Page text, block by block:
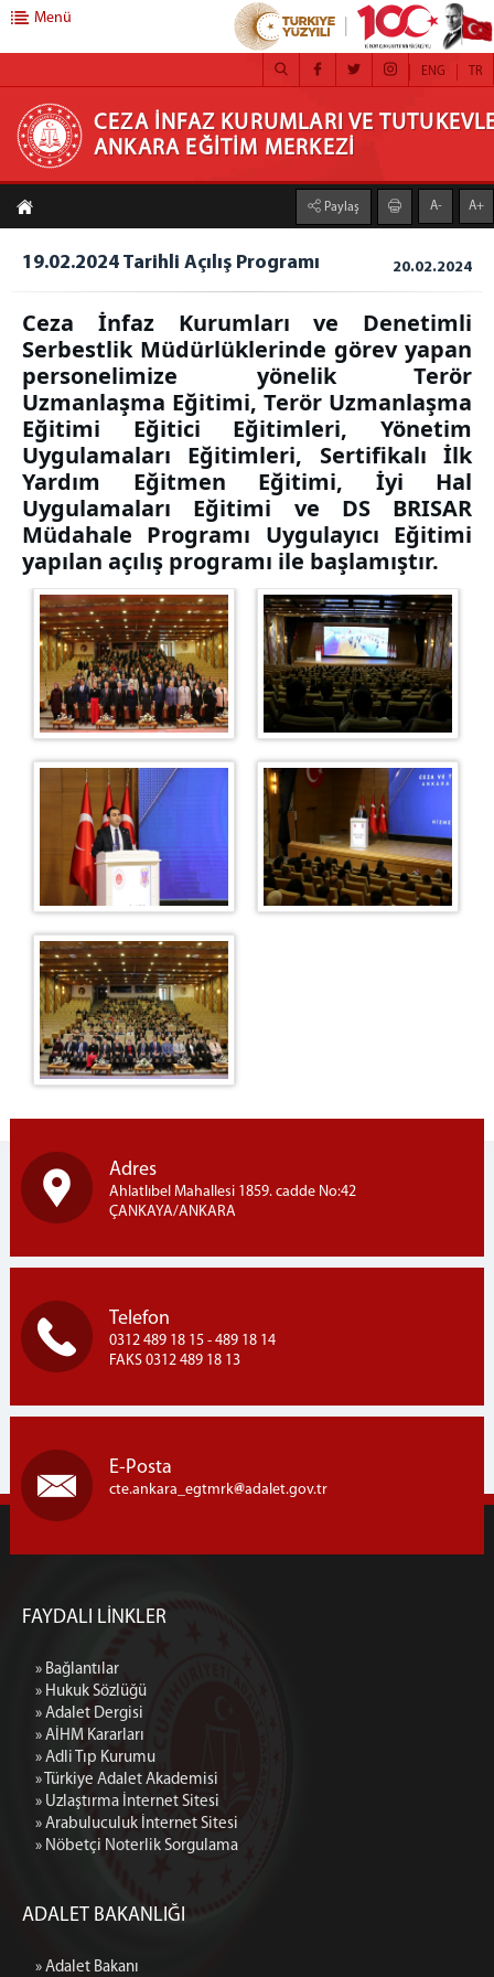
CEZA İNFAZ KURUMLARI VE TUTUKEVLERİ
PERSONELİ ANKARA EĞİTİM MERKEZİ
EĞİTİM MERKEZİ
Başkan
Hakkımızda
Kadromuz
Birimlerimiz
PROGRAM GELİŞTİRME, ÖLÇME VE
DEĞERLENDİRME
SAĞLIK, PSİKO -SOSYAL HİZMETLER VE KRİZE
MÜDAHALE
İDARÎ VE MALÎ İŞLER
BİLGİ İŞLEM
SOSYAL İŞLER VE SPOR
ÖĞRENCİ İŞLERİ
Mevzuat
KURUM RESİMLERİ
KONUK ODALARI
MEDSİS
MİSAFİRHANE
İLETİŞİM - ULAŞIM
Menü
CEZA İNFAZ KURUMLARI VE
ANKARA EĞİTİM MERKEZİ
TR
ENG
Paylaş A- A+
19.02.2024 Tarihli Açılış Programı 20.02.2024
Ceza İnfaz Kurumları ve Denetimli
Serbestlik Müdürlüklerinde görev yapan
personelimize yönelik
Terör
Uzmanlaşma Eğitimi, Terör Uzmanlaşma
Eğitimi Eğitici Eğitimleri, Yönetim
Uygulamaları Eğitimleri, Sertifikalı İlk
Yardım Eğitmen Eğitimi, İyi Hal
Uygulamaları Eğitimi ve DS BRISAR
Müdahale Programı Uygulayıcı Eğitimi
yapılan açılış programı ile başlamıştır.
Adres
Ahlatlıbel Mahallesi 1859. cadde No:42
ÇANKAYA/ANKARA
Telefon
0312 489 18 15 - 489 18 14
FAKS 0312 489 18 13
E-Posta
cte.ankara_egtmrk adalet.gov.tr
FAYDALI LİNKLER
» Bağlantılar
» Hukuk Sözlüğü
» Adalet Dergisi
» AİHM Kararları
» Adli Tıp Kurumu
» Türkiye Adalet Akademisi
» Uzlaştırma İnternet Sitesi
» Arabuluculuk İnternet Sitesi
» Nöbetçi Noterlik Sorgulama
ADALET BAKANLIĞI
» Adalet Bakanı